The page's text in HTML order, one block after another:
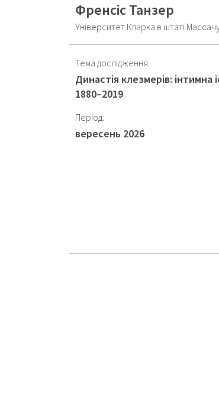
Френсіс Танзер
Університет Кларка в штаті
Тема дослідження:
Династія клезмерів: інтимна
1880–2019
Період:
вересень 2026